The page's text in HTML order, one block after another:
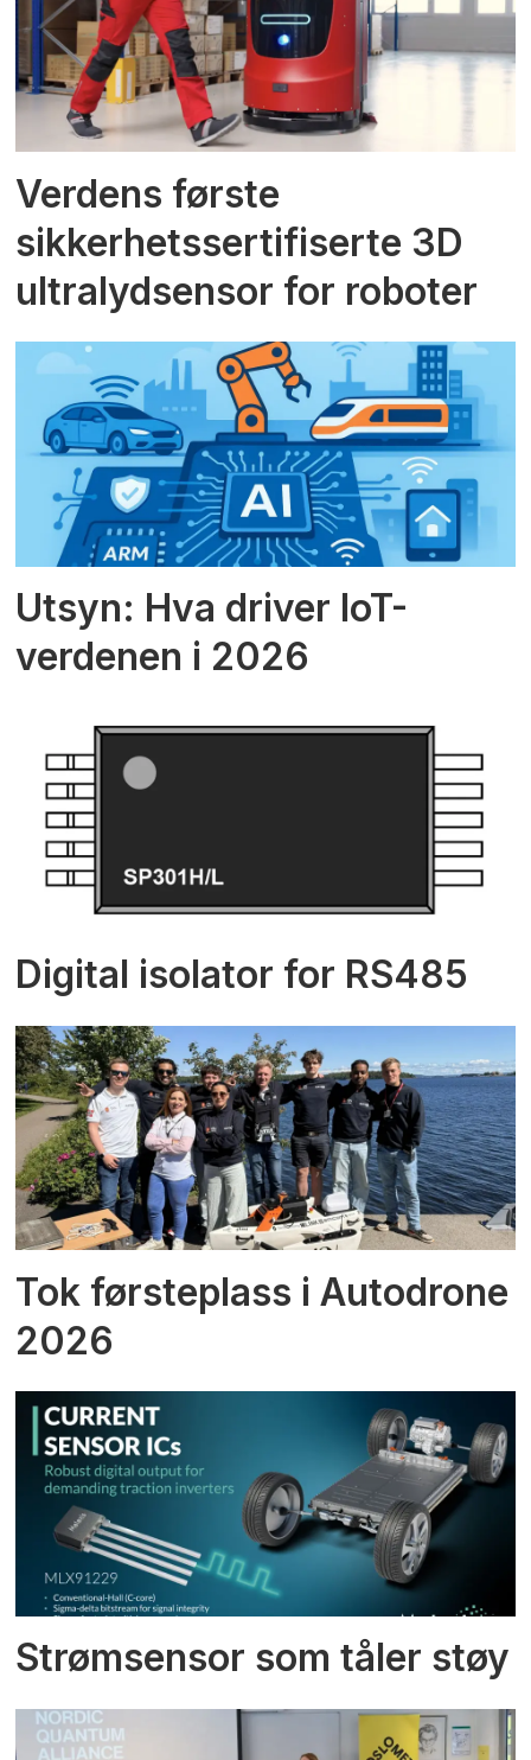
Verdens første
sikkerhetssertifiserte 3D
ultralydsensor for roboter
Utsyn: Hva driver IoT-
verdenen i 2026
Digital isolator for RS485
Tok førsteplass i Autodrone
2026
Strømsensor som tåler støy